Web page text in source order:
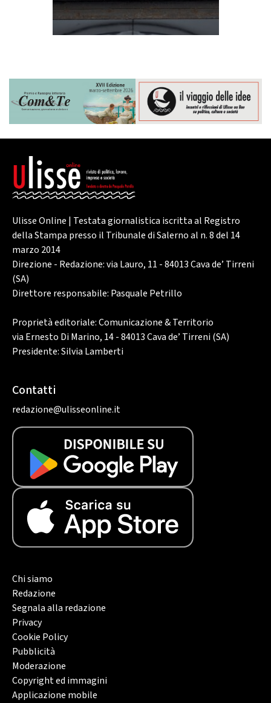
Ulisse Online | Testata giornalistica iscritta al Registro
della Stampa presso il Tribunale di Salerno al n. 8 del 14
marzo 2014
Direzione - Redazione: via Lauro, 11 - 84013 Cava de’ Tirreni
(SA)
Direttore responsabile: Pasquale Petrillo
Proprietà editoriale: Comunicazione & Territorio
via Ernesto Di Marino, 14 - 84013 Cava de’ Tirreni (SA)
Presidente: Silvia Lamberti
Contatti
redazione@ulisseonline.it
Chi siamo
Redazione
Segnala alla redazione
Privacy
Cookie Policy
Pubblicità
Moderazione
Copyright ed immagini
Applicazione mobile